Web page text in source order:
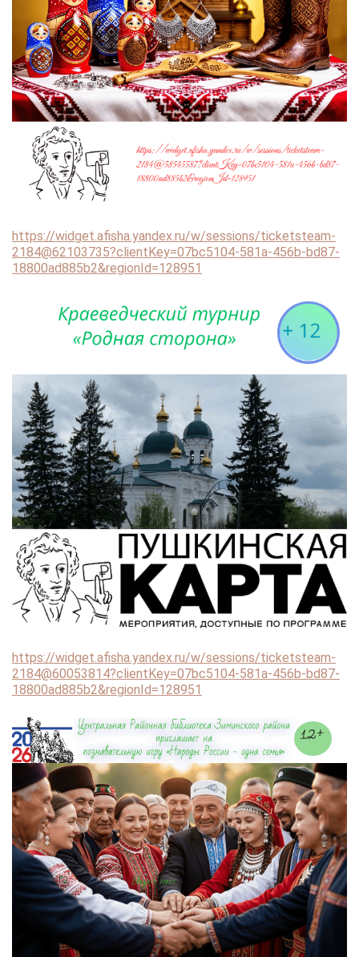
https://widget.afisha.yandex.ru/w/sessions/ticketsteam-
2184@62103735?clientKey=07bc5104-581a-456b-bd87-
18800ad885b2&regionId=128951
https://widget.afisha.yandex.ru/w/sessions/ticketsteam-
2184@60053814?clientKey=07bc5104-581a-456b-bd87-
18800ad885b2&regionId=128951